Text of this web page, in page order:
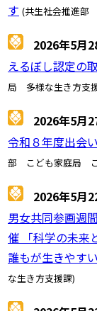
す (共生社会推進
2026年5月
えるぼし認定の
局 多様な生き方支
2026年5月
令和８年度出会
部 こども家庭局
2026年5月
男女共同参画週
催 「科学の未来
誰もが生きやす
な生き方支援課)